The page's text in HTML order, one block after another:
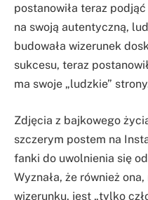
postanowiła teraz
na swoją autentyczną,
budowała wizerunek
sukcesu, teraz
ma swoje „ludzkie”
Zdjęcia z bajkowego
szczerym postem na
fanki do uwolnienia się
Wyznała, że również
wizerunku, jest „tylko